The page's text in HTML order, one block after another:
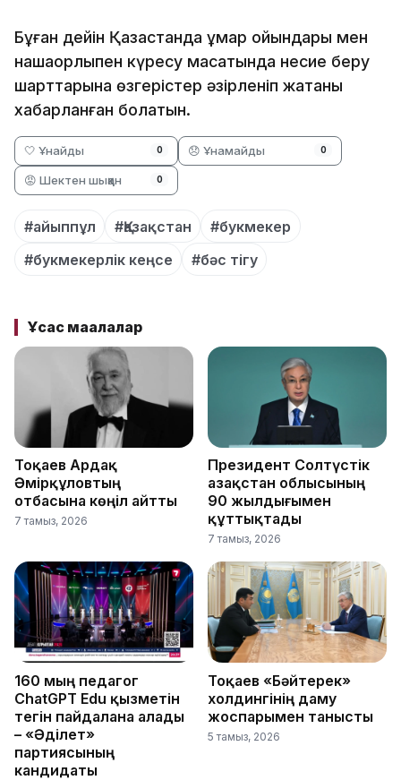
Бұған дейін Қазақстанда құмар ойындары мен
нашақорлықпен күресу мақсатында несие беру
шарттарына өзгерістер әзірленіп жатқаны
хабарланған болатын.
🤍 Ұнайды 0 😞 Ұнамайды 0
😡 Шектен шыққан 0
#айыппұл #Қазақстан
#букмекер
#букмекерлік кеңсе
#бәс тігу
Ұқсас мақалалар
Тоқаев Ардақ
Әмірқұловтың
отбасына көңіл айтты
7 тамыз, 2026
Президент Солтүстік
Қазақстан облысының
90 жылдығымен
құттықтады
7 тамыз, 2026
160 мың педагог
ChatGPT Edu қызметін
тегін пайдалана алады
– «Әділет»
партиясының
кандидаты
Тоқаев «Бәйтерек»
холдингінің даму
жоспарымен танысты
5 тамыз, 2026